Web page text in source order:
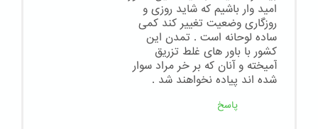
امید وار باشیم که شاید روزی و
روزگاری وضعیت تغییر کند کمی
ساده لوحانه است . تمدن این
کشور با باور های غلط تزریق
آمیخته و آنان که بر خر مراد سوار
شده اند پیاده نخواهند شد .
پاسخ